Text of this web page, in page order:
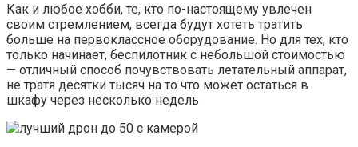
Как и любое хобби, те, кто по-настоящему увлечен
своим стремлением, всегда будут хотеть тратить
больше на первоклассное оборудование. Но для тех, кто
только начинает, беспилотник с небольшой стоимостью
— отличный способ почувствовать летательный аппарат,
не тратя десятки тысяч на то что может остаться в
шкафу через несколько недель